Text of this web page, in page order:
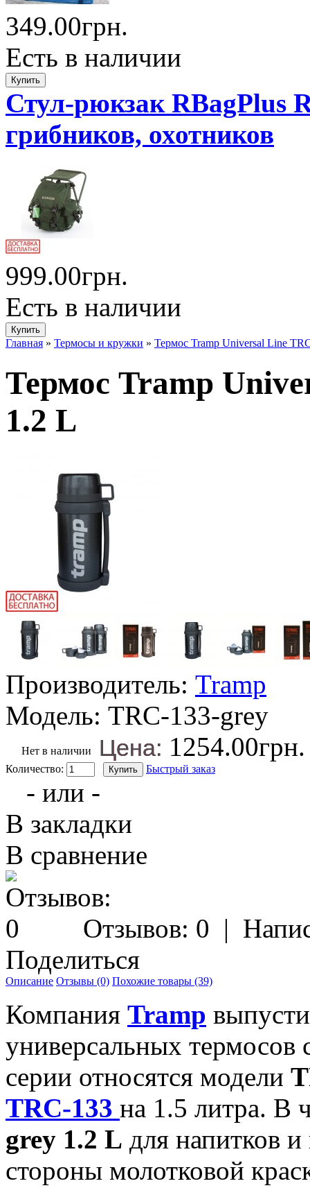
349.00грн.
Есть в наличии
Стул-рюкзак RBagPlus
грибников, охотников
999.00грн.
Есть в наличии
Главная » Термосы и кружки » Термос Tramp Universal Line
Термос Tramp
1.2 L
Производитель: Tramp
Модель: TRC-133-grey
Нет в наличии Цена: 1254.00грн.
Количество: Быстрый заказ
- или -
В закладки
В сравнение
Отзывов: 0 |
Поделиться
Описание Отзывы (0) Похожие товары (39)
Компания Tramp
универсальных термосов
серии относятся модели
TRC-133 на 1.5 литра. В
grey 1.2 L для напитков
стороны молотковой